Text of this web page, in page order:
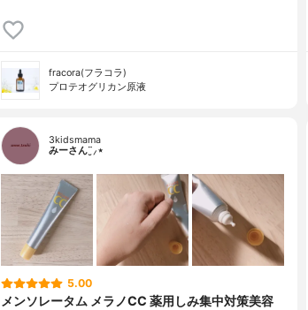
fracora(フラコラ)
プロテオグリカン原液
3kidsmama
みーさん¨̮⸝⋆
5.00
メンソレータム メラノCC 薬用しみ集中対策美容